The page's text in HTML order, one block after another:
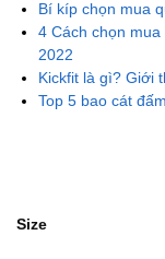
Bí kíp chọn mua
4 Cách chọn
2022
Kickfit là gì? Giới
Top 5 bao cát
Size